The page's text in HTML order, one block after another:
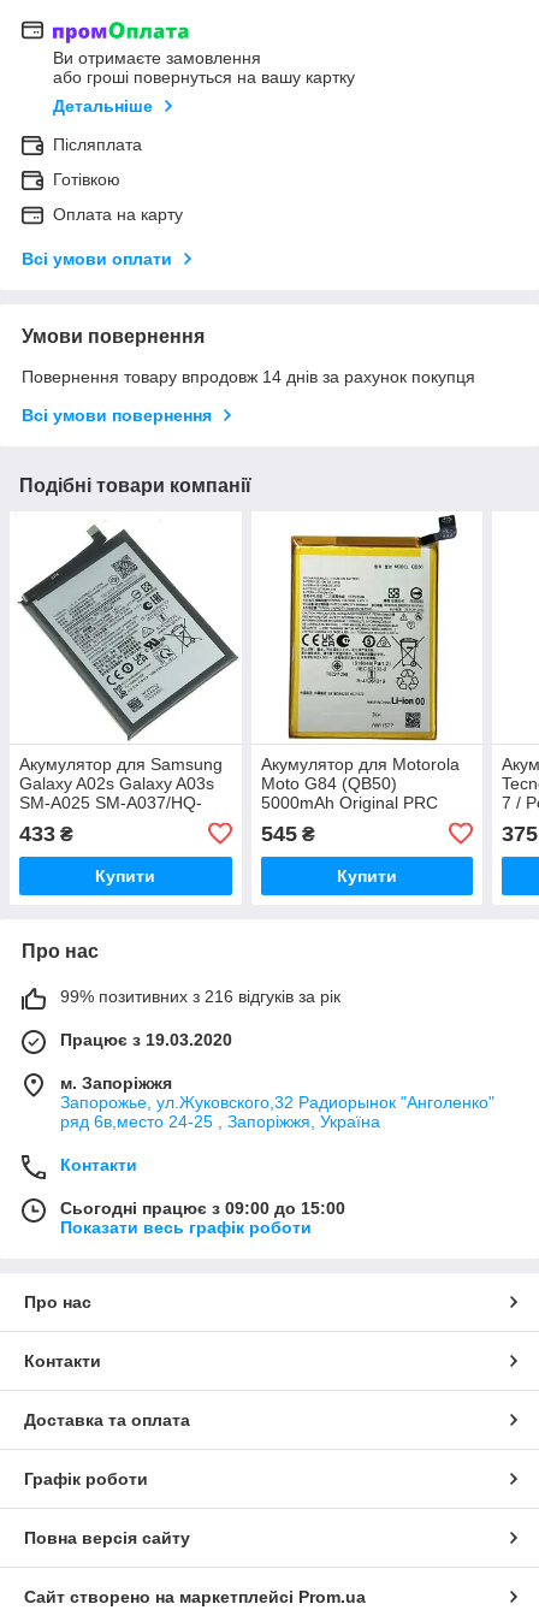
Ви отримаєте замовлення
або гроші повернуться на вашу картку
Детальніше
Післяплата
Готівкою
Оплата на карту
Всі умови оплати
Умови повернення
Повернення товару впродовж 14 днів за рахунок покупця
Всі умови повернення
Подібні товари компанії
Акумулятор для Samsung
Galaxy A02s Galaxy A03s
SM-A025 SM-A037/HQ-
50SD/HQ-50S (5000 mAh)
Original PRC
433 ₴
Купити
Акумулятор для Motorola
Moto G84 (QB50)
5000mAh Original PRC
545₴
Купити
7 /
375
Про нас
99% позитивних з 216 відгуків за рік
Працює з 19.03.2020
м. Запоріжжя
Запорожье, ул.Жуковского,32 Радиорынок "Анголенко"
ряд 6в,место 24-25 , Запоріжжя, Україна
Контакти
Сьогодні працює з 09:00 до 15:00
Показати весь графік роботи
Про нас
Контакти
Доставка та оплата
Графік роботи
Повна версія сайту
Сайт створено на маркетплейсі Prom.ua